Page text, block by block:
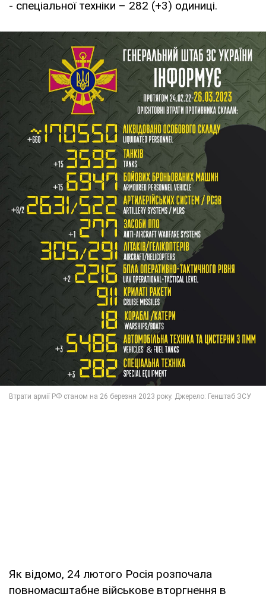
- спеціальної техніки – 282 (+3) одиниці.
Як відомо, 24 лютого Росія розпочала
повномасштабне військове вторгнення в